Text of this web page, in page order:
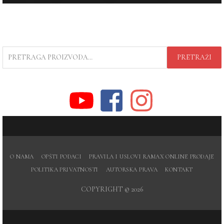
ZA:
PRETRAŽI
O NAMA OPŠTI PODACI
PRAVILA I USLOVI RAMAX ONLINE PRODAJE
POLITIKA PRIVATNOSTI
AUTORSKA PRAVA KONTAKT
COPYRIGHT © 2026